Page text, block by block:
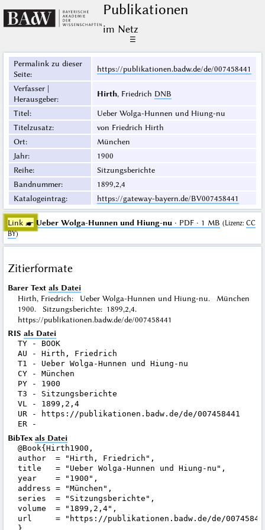
Publikationen
im Netz
☰
Permalink zu dieser
Seite:
https://publikationen.badw.de/de/007458441
Verfasser |
Herausgeber:
Hirth, Friedrich DNB
Titel:
Ueber Wolga-Hunnen und Hiung-nu
Titelzusatz:
von Friedrich Hirth
Ort:
München
Jahr:
1900
Reihe:
Sitzungsberichte
Bandnummer:
1899,2,4
Katalogeintrag: https://gateway-bayern.de/BV007458441
Link ☛ Ueber Wolga-Hunnen und Hiung-nu· PDF · 1 MB (Lizenz: CC
BY)
Zitierformate
Barer Text als Datei
Hirth, Friedrich: Ueber Wolga-Hunnen und Hiung-nu. München
1900. Sitzungsberichte: 1899,2,4.
https://publikationen.badw.de/de/007458441
RIS als Datei
TY - BOOK
AU - Hirth, Friedrich
T1 - Ueber Wolga-Hunnen und Hiung-nu
CY - München
PY - 1900
T3 - Sitzungsberichte
VL - 1899,2,4
UR - https://publikationen.badw.de/de/007458441
BibTex als Datei
@Book{Hirth1900,
author  = "Hirth, Friedrich",
title   = "Ueber Wolga-Hunnen und Hiung-nu",
year    = "1900",
address = "München",
series  = "Sitzungsberichte",
volume  = "1899,2,4",
url     = "https://publikationen.badw.de/de/